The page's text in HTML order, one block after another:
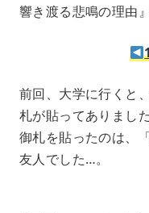
響き渡る悲鳴の理由
前回、大学に行くと
札が貼ってありまし
御札を貼ったのは、
友人でした…。